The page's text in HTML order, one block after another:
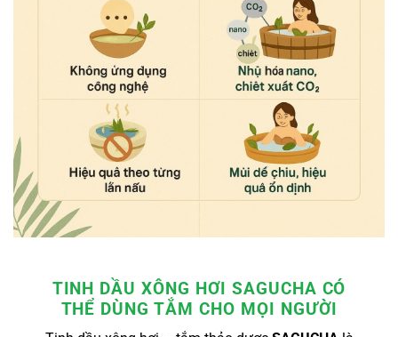
TINH DẦU XÔNG HƠI SAGUCHA CÓ
THỂ DÙNG TẮM CHO MỌI NGƯỜI